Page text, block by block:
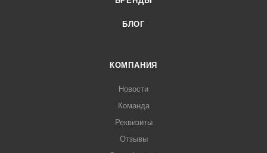
БЛОГ
КОМПАНИЯ
Новости
Команда
Реквизиты
Отзывы